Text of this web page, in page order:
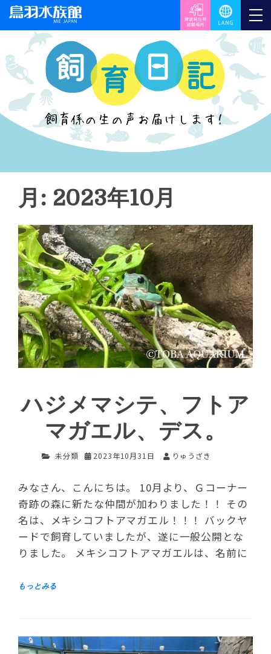
月: 2023年10月
ハジメマシテ、フトア
マガエル、デス。
未分類 2023年10月31日 りゅうざき
みなさん、こんにちは。 10月より、Ｇコーナー
奇跡の森に新たな仲間が加わりました！！ その
名は、メキシコフトアマガエル！！！ バックヤ
ードで飼育していましたが、遂に一般公開とな
りました。 メキシコフトアマガエルは、名前に